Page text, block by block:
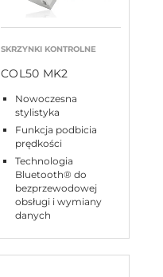
SKRZYNKI KONTROLNE
COL50 MK2
Nowoczesna
stylistyka
Funkcja podbicia
prędkości
Technologia
Bluetooth® do
bezprzewodowej
obsługi i wymiany
danych